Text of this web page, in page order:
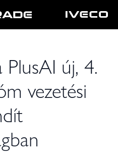
új, 4.
vezetési